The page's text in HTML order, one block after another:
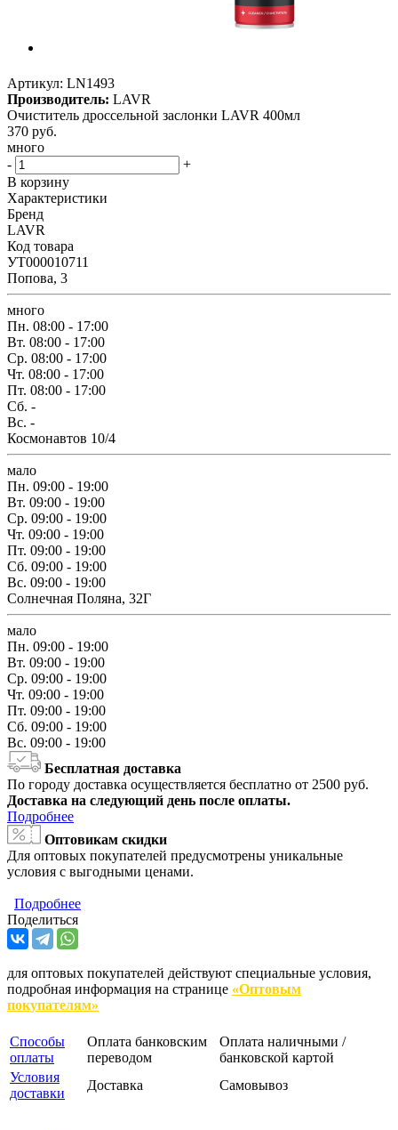
Артикул: LN1493
Производитель: LAVR
Очиститель дроссельной заслонки LAVR 400мл
370 руб.
много
-
+
В корзину
Характеристики
Бренд
LAVR
Код товара
УТ000010711
Попова, 3
много
Пн. 08:00 - 17:00
Вт. 08:00 - 17:00
Ср. 08:00 - 17:00
Чт. 08:00 - 17:00
Пт. 08:00 - 17:00
Сб. -
Вс. -
Космонавтов 10/4
мало
Пн. 09:00 - 19:00
Вт. 09:00 - 19:00
Ср. 09:00 - 19:00
Чт. 09:00 - 19:00
Пт. 09:00 - 19:00
Сб. 09:00 - 19:00
Вс. 09:00 - 19:00
Солнечная Поляна, 32Г
мало
Пн. 09:00 - 19:00
Вт. 09:00 - 19:00
Ср. 09:00 - 19:00
Чт. 09:00 - 19:00
Пт. 09:00 - 19:00
Сб. 09:00 - 19:00
Вс. 09:00 - 19:00
Бесплатная доставка
По городу доставка осуществляется бесплатно от 2500 руб.
Доставка на следующий день после оплаты.
Подробнее
Оптовикам скидки
Для оптовых покупателей предусмотрены уникальные
условия с выгодными ценами.
Подробнее
Поделиться
для оптовых покупателей действуют специальные условия,
подробная информация на странице «Оптовым
покупателям»
Способы
оплаты
Оплата банковским
переводом
Оплата наличными /
банковской картой
Условия
доставки
Доставка Самовывоз